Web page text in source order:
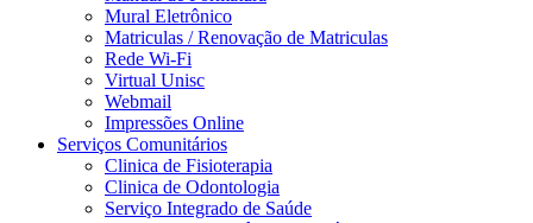
Mural Eletrônico
Matriculas / Renovação de Matriculas
Rede Wi-Fi
Virtual Unisc
Webmail
Impressões Online
Serviços Comunitários
Clinica de Fisioterapia
Clinica de Odontologia
Serviço Integrado de Saúde